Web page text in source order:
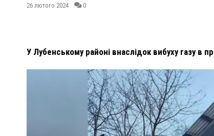
26 лютого 2024 0
У Лубенському районі внаслідок вибуху газу в